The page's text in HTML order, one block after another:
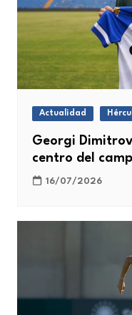
Actualidad
Georgi
centro del
16/07/2026